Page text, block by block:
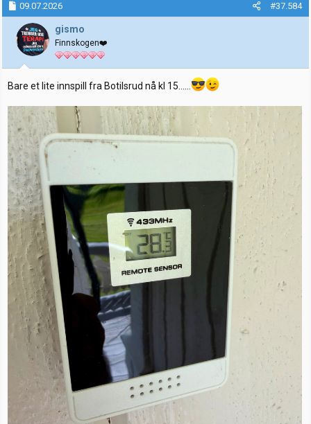
k
s
j
o
n
e
r
09.07.2026 #37.584
gismo
Finnskogen❤️
Bare et lite innspill fra Botilsrud nå kl 15……